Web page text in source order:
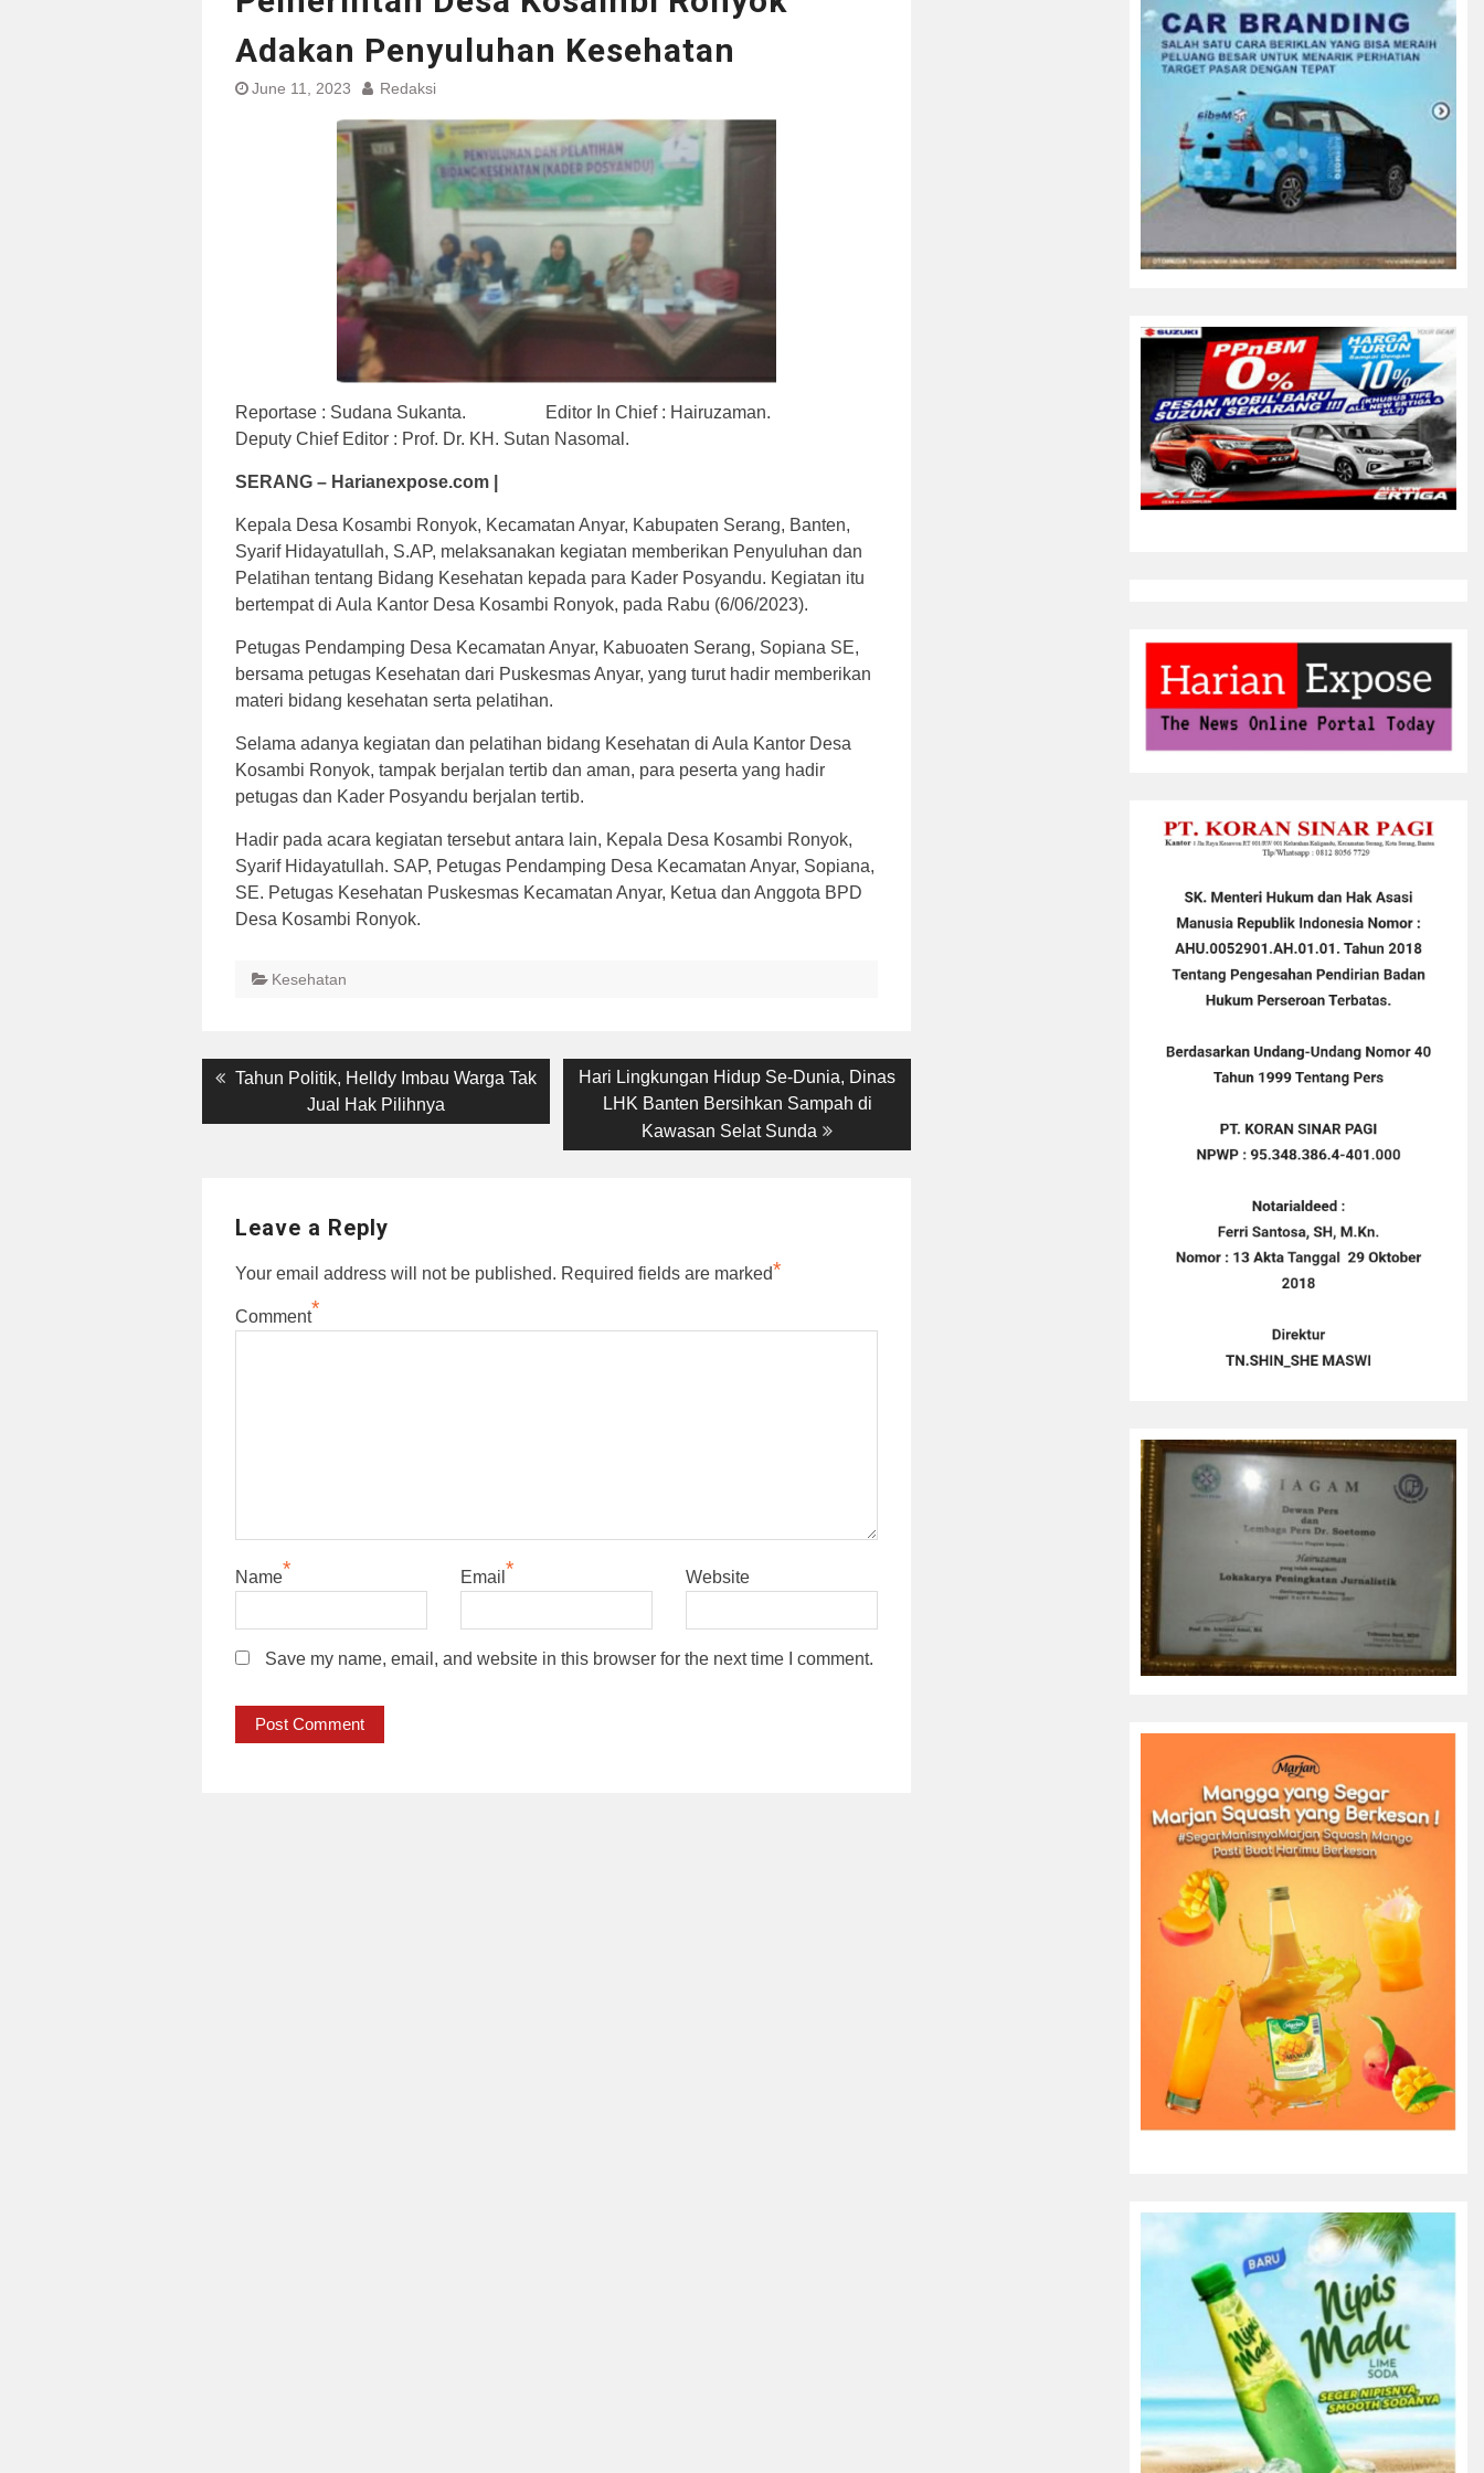
Adakan Penyuluhan Kesehatan
June 11, 2023 Redaksi
Reportase : Sudana Sukanta. Editor In Chief : Hairuzaman.
Deputy Chief Editor : Prof. Dr. KH. Sutan Nasomal.
SERANG – Harianexpose.com |
Kepala Desa Kosambi Ronyok, Kecamatan Anyar, Kabupaten Serang, Banten,
Syarif Hidayatullah, S.AP, melaksanakan kegiatan memberikan Penyuluhan dan
Pelatihan tentang Bidang Kesehatan kepada para Kader Posyandu. Kegiatan itu
bertempat di Aula Kantor Desa Kosambi Ronyok, pada Rabu (6/06/2023).
Petugas Pendamping Desa Kecamatan Anyar, Kabuoaten Serang, Sopiana SE,
bersama petugas Kesehatan dari Puskesmas Anyar, yang turut hadir memberikan
materi bidang kesehatan serta pelatihan.
Selama adanya kegiatan dan pelatihan bidang Kesehatan di Aula Kantor Desa
Kosambi Ronyok, tampak berjalan tertib dan aman, para peserta yang hadir
petugas dan Kader Posyandu berjalan tertib.
Hadir pada acara kegiatan tersebut antara lain, Kepala Desa Kosambi Ronyok,
Syarif Hidayatullah. SAP, Petugas Pendamping Desa Kecamatan Anyar, Sopiana,
SE. Petugas Kesehatan Puskesmas Kecamatan Anyar, Ketua dan Anggota BPD
Desa Kosambi Ronyok.
Kesehatan
Post
navigation
Previous
Tahun Politik, Helldy Imbau Warga Tak
Jual Hak Pilihnya
Next
post:
Hari Lingkungan Hidup Se-Dunia, Dinas
LHK Banten Bersihkan Sampah di
Kawasan Selat Sunda
Leave a Reply
Your email address will not be published. Required fields are marked*
Comment*
Name* Email * Website
Save my name, email, and website in this browser for the next time I comment.